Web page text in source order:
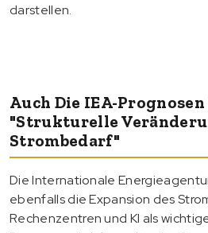
darstellen.
Auch Die IEA-
"strukturelle
Strombedarf"
Die Internationale
ebenfalls die Expansion des
Rechenzentren und KI als